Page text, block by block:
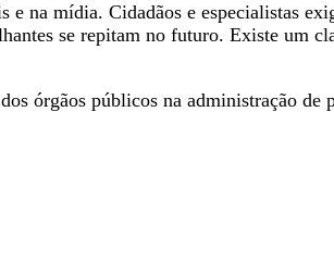
na mídia. Cidadãos e especialistas
se repitam no futuro. Existe um
órgãos públicos na administração de